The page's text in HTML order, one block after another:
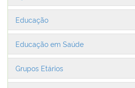
Educação
Educação em Saúde
Grupos Etários